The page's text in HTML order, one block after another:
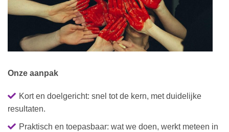
Onze aanpak
Kort en doelgericht: snel tot de kern, met duidelijke
resultaten.
Praktisch en toepasbaar: wat we doen, werkt meteen in